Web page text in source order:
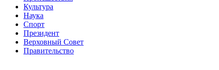
Культура
Наука
Спорт
Президент
Верховный Совет
Правительство